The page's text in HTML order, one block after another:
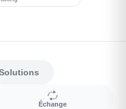
Échange